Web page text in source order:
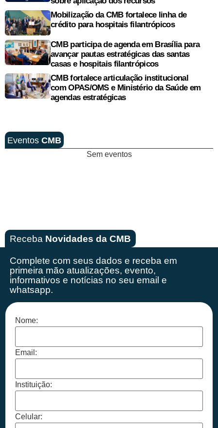
Mobilização da CMB fortalece linha de
crédito para hospitais filantrópicos
CMB participa de agenda em Brasília para
avançar pautas estratégicas das santas
casas e hospitais filantrópicos
CMB fortalece articulação institucional
com OPAS/OMS e Ministério da Saúde em
agendas estratégicas
Eventos CMB
Sem eventos
Receba Novidades da CMB
Complete com seus dados e receba em
primeira mão atualizações, evento,
informativos e notícias no seu email e
whatsapp.
Nome:
Email:
Instituição:
Celular: